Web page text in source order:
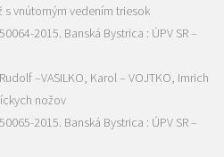
s vnútorným vedením triesok
2015. Banská Bystrica : ÚPV SR –
–VASILKO, Karol – VOJTKO, Imrich
nožov
2015. Banská Bystrica : ÚPV SR –